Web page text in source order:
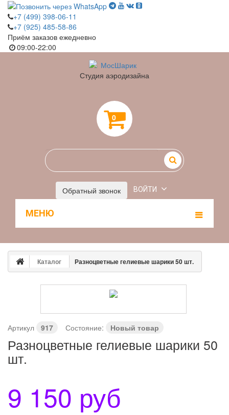
+7 (499) 398-06-11
+7 (925) 485-58-86
Приём заказов ежедневно
09:00-22:00
Студия аэродизайна
0
Обратный звонок ВОЙТИ
МЕНЮ
Каталог Разноцветные гелиевые шарики 50 шт.
Артикул 917 Состояние: Новый товар
Разноцветные гелиевые шарики 50
шт.
9 150 руб